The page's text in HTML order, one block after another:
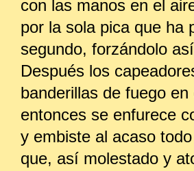
con las manos en el
por la sola pica que ha
segundo, forzándolo
Después los
banderillas de fuego
entonces se enfurece
y embiste al acaso
que, así molestado y